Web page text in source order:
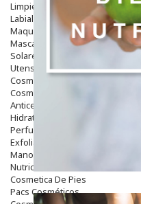
Limpieza
Labiales
Maquillajes Y Color
Mascarillas
Solares
Utensilios
Cosmética Capilar
Cosmética Corporal
Anticelulíticos
Hidratantes Corporales
Perfumes Y Colonias
Exfoliantes Corporales
Manos Y Uñas
Nutricosmética
Cosmetica De Pies
Pacs Cosméticos